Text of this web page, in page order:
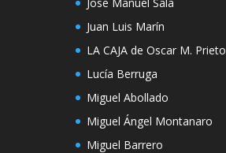
Juan Luis Marín
LA CAJA de Oscar M. Prieto
Lucía Berruga
Miguel Abollado
Miguel Ángel Montanaro
Miguel Barrero